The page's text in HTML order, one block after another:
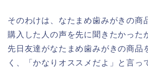
そのわけは、なたまめ歯みがきの商
購入した人の声を先に聞きたかった
先日友達がなたまめ歯みがきの商品
く、「かなりオススメだよ」と言っ